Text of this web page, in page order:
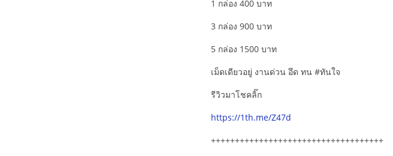
1 กล่อง 400 บาท
3 กล่อง 900 บาท
5 กล่อง 1500 บาท
เม็ดเดียวอยู่ งานด่วน อึด ทน #ทันใจ
รีวิวมาโชคลิ๊ก
https://1th.me/Z47d
++++++++++++++++++++++++++++++++++++